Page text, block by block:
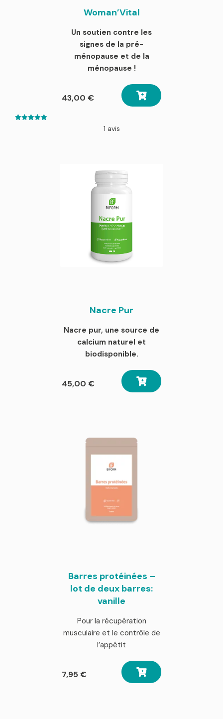
Woman’Vital
Un soutien contre les
signes de la pré-
ménopause et de la
ménopause !
43,00 €
1 avis
Nacre Pur
Nacre pur, une source de
calcium naturel et
biodisponible.
45,00 €
Barres protéinées –
lot de deux barres:
vanille
Pour la récupération
musculaire et le contrôle de
l’appétit
7,95€